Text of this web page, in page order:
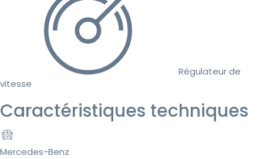
Régulateur de
vitesse
Caractéristiques techniques
Mercedes-Benz